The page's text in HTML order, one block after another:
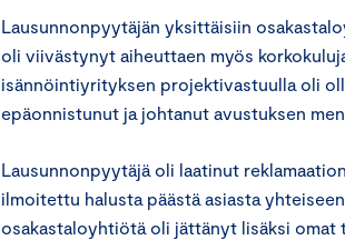
Lausunnonpyytäjän yksittäisiin
oli viivästynyt aiheuttaen myös
isännöintiyrityksen projektivastuulla oli
epäonnistunut ja johtanut avustuksen
Lausunnonpyytäjä oli laatinut
ilmoitettu halusta päästä asiasta
osakastaloyhtiötä oli jättänyt lisäksi omat